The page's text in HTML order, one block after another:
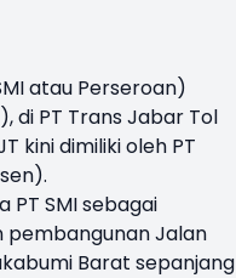
atau Perseroan)
di PT Trans Jabar Tol
kini dimiliki oleh PT
PT SMI sebagai
pembangunan Jalan
Barat sepanjang